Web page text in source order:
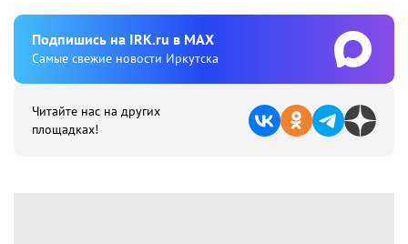
Подпишиcь на IRK.ru в MAX
Cамые свежие новости Иркутска
Читайте нас на других
площадках!